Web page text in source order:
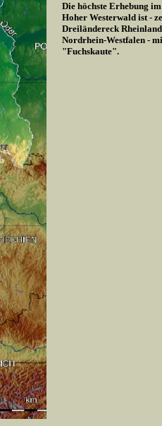
Die höchste Erhebung
Hoher Westerwald ist -
Dreiländereck
Nordrhein-Westfalen -
"Fuchskaute".